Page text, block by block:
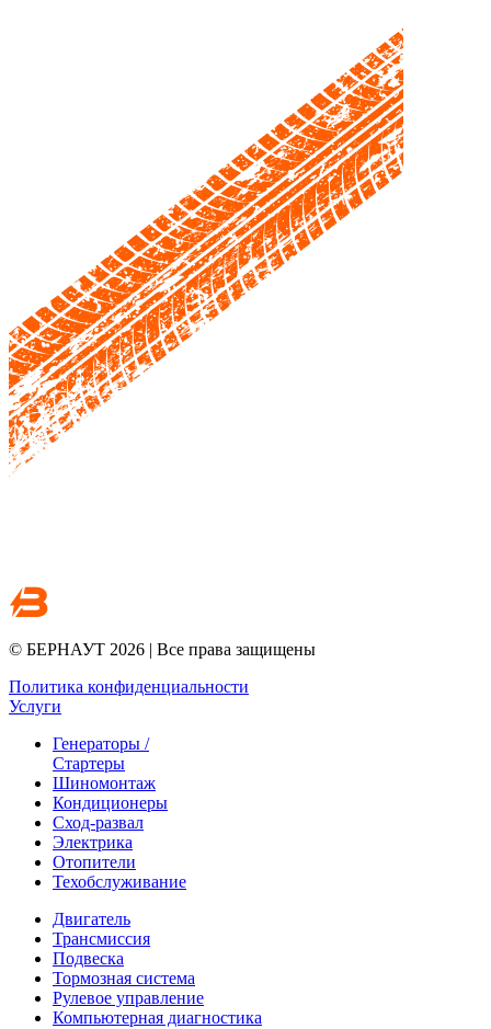
© БЕРНАУТ 2026 | Все права защищены
Политика конфиденциальности
Услуги
Генераторы /
Стартеры
Шиномонтаж
Кондиционеры
Сход-развал
Электрика
Отопители
Техобслуживание
Двигатель
Трансмиссия
Подвеска
Тормозная система
Рулевое управление
Компьютерная диагностика